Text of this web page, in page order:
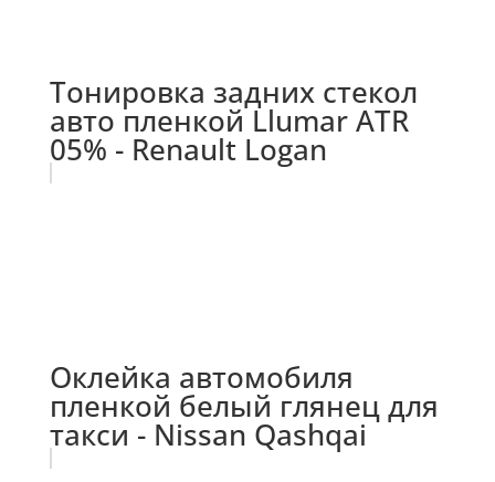
Тонировка задних стекол
авто пленкой Llumar ATR
05% - Renault Logan
Оклейка автомобиля
пленкой белый глянец для
такси - Nissan Qashqai